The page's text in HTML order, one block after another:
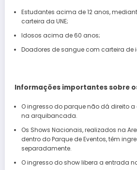
Estudantes acima de 12 anos,
carteira da UNE;
Idosos acima de 60 anos;
Doadores de sangue com carteira
Informações importantes sobre
O ingresso do parque não dá direito
na arquibancada.
Os Shows Nacionais, realizados na
dentro do Parque de Eventos, têm
separadamente.
O ingresso do show libera a entrada